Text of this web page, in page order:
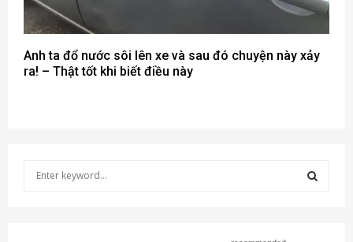
Anh ta đổ nước sôi lên xe và sau đó chuyện này xảy
ra! – Thật tốt khi biết điều này